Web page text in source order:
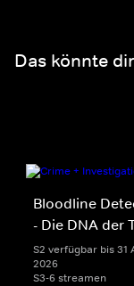
Das könnte
Bloodline
- Die DNA der
S2 verfügbar bis 31
2026
S3-6 streamen